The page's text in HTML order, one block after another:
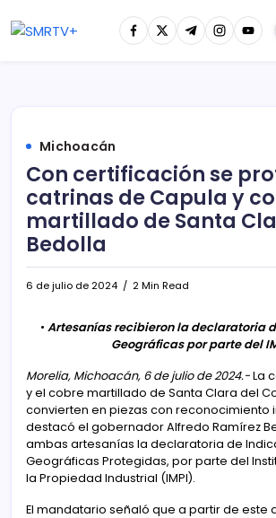
Michoacán
Con certificación se
catrinas de Capula y
martillado de Santa
Bedolla
6 de julio de 2024 2 Min Read
• Artesanías recibieron la declaratoria
Geográficas por parte del
Morelia, Michoacán, 6 de julio de 2024.-La
y el cobre martillado de Santa Clara del
convierten en piezas con reconocimiento
destacó el gobernador Alfredo Ramírez
ambas artesanías la declaratoria de
Geográficas Protegidas, por parte del
la Propiedad Industrial (IMPI).
El mandatario señaló que a partir de este